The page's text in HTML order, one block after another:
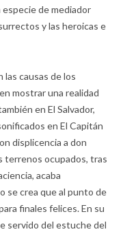
especie de mediador
y las heroicas e
causas de los
mostrar una realidad
en El Salvador,
en El Capitán
displicencia a don
terrenos ocupados, tras
acaba
se crea que al punto de
finales felices. En su
servido del estuche del